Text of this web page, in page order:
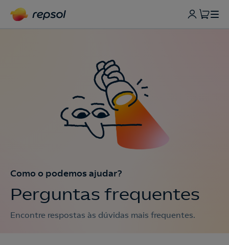
Como o podemos ajudar?
Perguntas frequentes
Encontre respostas às dúvidas mais frequentes.